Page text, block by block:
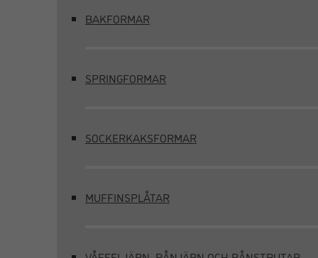
BAKFORMAR
SPRINGFORMAR
SOCKERKAKSFORMAR
MUFFINSPLÅTAR